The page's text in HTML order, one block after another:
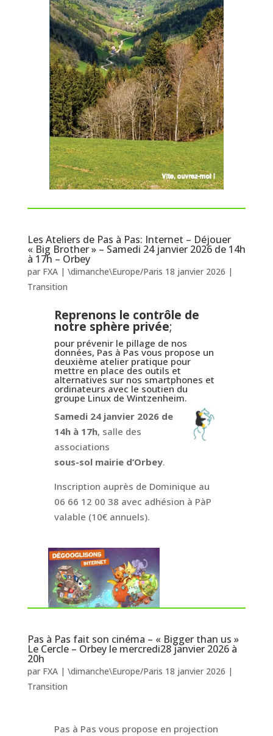
Les Ateliers de Pas à Pas: Internet – Déjouer
« Big Brother » – Samedi 24 janvier 2026 de 14h
à 17h – Orbey
par FXA| \dimanche\Europe/Paris 18 janvier 2026 |
Transition
Reprenons le contrôle de
notre sphère privée;
pour prévenir le pillage de nos
données, Pas à Pas vous propose un
deuxième atelier pratique pour
mettre en place des outils et
alternatives sur nos smartphones et
ordinateurs avec le soutien du
groupe Linux de Wintzenheim.
Samedi 24 janvier 2026 de
14h à 17h, salle des
associations
sous-sol mairie d’Orbey.
Inscription auprès de Dominique au
06 66 12 00 38 avec adhésion à PàP
valable (10€ annuels).
Pas à Pas fait son cinéma – « Bigger than us »
Le Cercle – Orbey le mercredi28 janvier 2026 à
20h
par FXA| \dimanche\Europe/Paris 18 janvier 2026 |
Transition
Pas à Pas vous propose en projection